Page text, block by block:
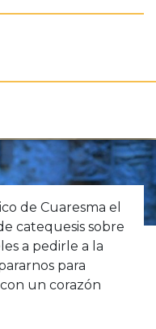
de Cuaresma el
catequesis sobre
a pedirle a la
para
un corazón